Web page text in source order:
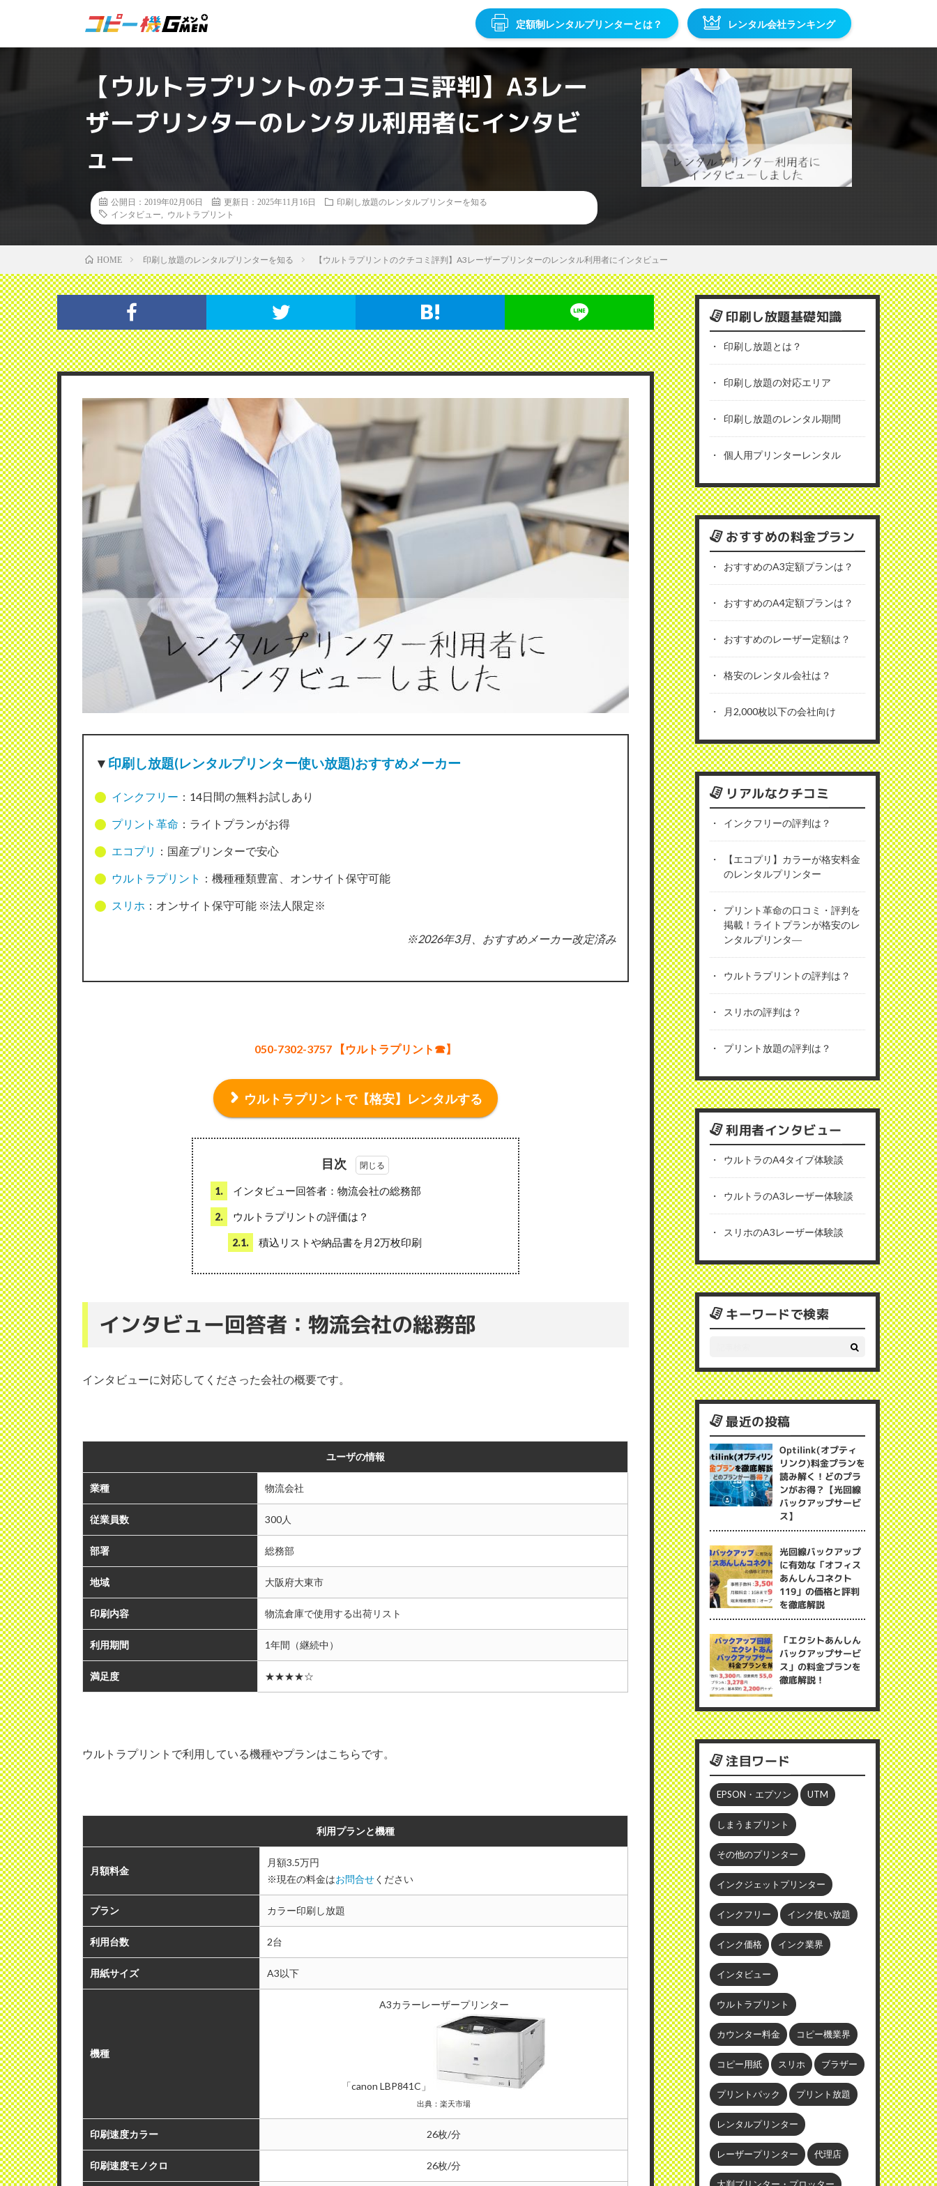
定額制レンタルプリンターとは？ レンタル会社ランキング
【ウルトラプリントのクチコミ評判】A3レー
ザープリンターのレンタル利用者にインタビ
ュー
公開日：2019年02月06日 更新日：2025年11月16日
印刷し放題のレンタルプリンターを知る
インタビュー
ウルトラプリント
HOME 印刷し放題のレンタルプリンターを知る 【ウルトラプリントのクチコミ評判】A3レーザープリンターのレンタル利用者にインタビュー
▼ 印刷し放題(レンタルプリンター使い放題)おすすめメーカー
インクフリー ：14日間の無料お試しあり
プリント革命 ：ライトプランがお得
エコプリ ：国産プリンターで安心
ウルトラプリント ：機種種類豊富、オンサイト保守可能
スリホ ：オンサイト保守可能 ※法人限定※
※2026年3月、おすすめメーカー改定済み
050-7302-3757 【ウルトラプリント☎】
ウルトラプリントで【格安】レンタルする
目次
1. インタビュー回答者：物流会社の総務部
2. ウルトラプリントの評価は？
2.1. 積込リストや納品書を月2万枚印刷
インタビュー回答者：物流会社の総務部
インタビューに対応してくださった会社の概要です。
ユーザの情報
業種 物流会社
従業員数 300人
部署 総務部
地域 大阪府大東市
印刷内容 物流倉庫で使用する出荷リスト
利用期間 1年間（継続中）
満足度 ★★★★☆
ウルトラプリントで利用している機種やプランはこちらです。
利用プランと機種
月額料金
月額3.5万円
※現在の料金はお問合せください
プラン カラー印刷し放題
利用台数 2台
用紙サイズ A3以下
機種
A3カラーレーザープリンター
「canon LBP841C」
出典：楽天市場
印刷速度カラー 26枚/分
印刷速度モノクロ 26枚/分
印刷し放題基礎知識
印刷し放題とは？
印刷し放題の対応エリア
印刷し放題のレンタル期間
個人用プリンターレンタル
おすすめの料金プラン
おすすめのA3定額プランは？
おすすめのA4定額プランは？
おすすめのレーザー定額は？
格安のレンタル会社は？
月2,000枚以下の会社向け
リアルなクチコミ
インクフリーの評判は？
【エコプリ】カラーが格安料金
のレンタルプリンター
プリント革命の口コミ・評判を
掲載！ライトプランが格安のレ
ンタルプリンタ―
ウルトラプリントの評判は？
スリホの評判は？
プリント放題の評判は？
利用者インタビュー
ウルトラのA4タイプ体験談
ウルトラのA3レーザー体験談
スリホのA3レーザー体験談
キーワードで検索
最近の投稿
Optilink(オプティ
リンク)料金プランを
読み解く！どのプラ
ンがお得？【光回線
バックアップサービ
ス】
光回線バックアップ
に有効な「オフィス
あんしんコネクト
119」の価格と評判
を徹底解説
「エクシトあんしん
バックアップサービ
ス」の料金プランを
徹底解説！
注目ワード
EPSON・エプソン UTM
しまうまプリント
その他のプリンター
インクジェットプリンター
インクフリー インク使い放題
インク価格 インク業界
インタビュー
ウルトラプリント
カウンター料金 コピー機業界
コピー用紙 スリホ ブラザー
プリントパック プリント放題
レンタルプリンター
レーザープリンター 代理店